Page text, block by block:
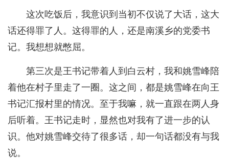
这次吃饭后，我意识到当初不仅说了大话，这大
话还得罪了人。这得罪的人，还是南溪乡的党委书
记。我想想就憋屈。
第三次是王书记带着人到白云村，我和姚雪峰陪
着他在村子里走了一圈。这之间，都是姚雪峰在向王
书记汇报村里的情况。至于我嘛，就一直跟在两人身
后听着。王书记走时，显然也对我有了进一步的认
识。他对姚雪峰交待了很多话，却一句话都没有与我
说。